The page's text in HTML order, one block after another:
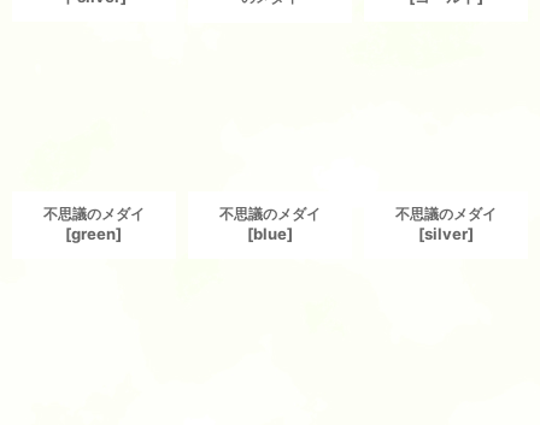
不思議のメダイ
[green]
不思議のメダイ
[blue]
不思議のメダイ
[silver]